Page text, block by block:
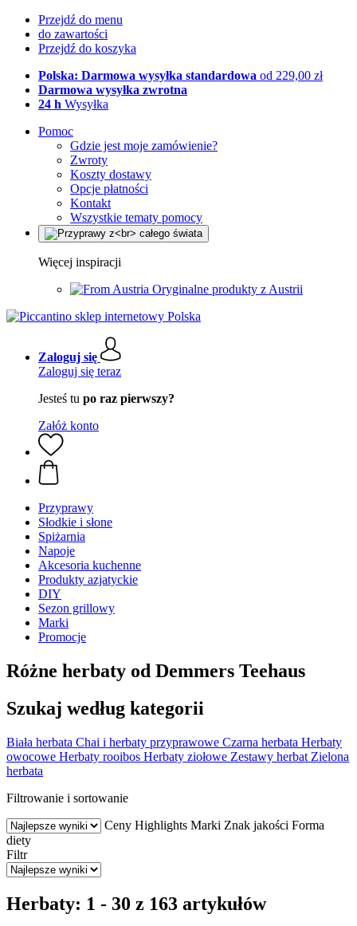
Przejdź do menu
do zawartości
Przejdź do koszyka
Polska: Darmowa wysyłka standardowa od 229,00 zł
Darmowa wysyłka zwrotna
24 h Wysyłka
Pomoc
Gdzie jest moje zamówienie?
Zwroty
Koszty dostawy
Opcje płatności
Kontakt
Wszystkie tematy pomocy
Więcej inspiracji
Oryginalne produkty z Austrii
Zaloguj się
Zaloguj się teraz
Jesteś tu po raz pierwszy?
Załóż konto
Przyprawy
Słodkie i słone
Spiżarnia
Napoje
Akcesoria kuchenne
Produkty azjatyckie
DIY
Sezon grillowy
Marki
Promocje
Różne herbaty od Demmers Teehaus
Szukaj według kategorii
Biała herbata Chai i herbaty przyprawowe Czarna herbata Herbaty
owocowe Herbaty rooibos Herbaty ziołowe Zestawy herbat Zielona
herbata
Filtrowanie i sortowanie
Ceny Highlights Marki Znak jakości Forma
diety
Filtr
Herbaty: 1 - 30 z 163 artykułów